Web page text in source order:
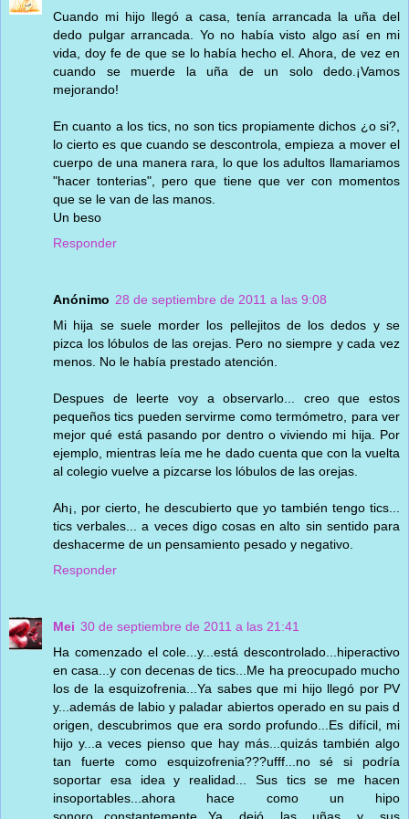
Cuando mi hijo llegó a casa, tenía arrancada la uña del
dedo pulgar arrancada. Yo no había visto algo así en mi
vida, doy fe de que se lo había hecho el. Ahora, de vez en
cuando se muerde la uña de un solo dedo.¡Vamos
mejorando!
En cuanto a los tics, no son tics propiamente dichos ¿o si?,
lo cierto es que cuando se descontrola, empieza a mover el
cuerpo de una manera rara, lo que los adultos llamariamos
"hacer tonterias", pero que tiene que ver con momentos
que se le van de las manos.
Un beso
Responder
Anónimo 28 de septiembre de 2011 a las 9:08
Mi hija se suele morder los pellejitos de los dedos y se
pizca los lóbulos de las orejas. Pero no siempre y cada vez
menos. No le había prestado atención.
Despues de leerte voy a observarlo... creo que estos
pequeños tics pueden servirme como termómetro, para ver
mejor qué está pasando por dentro o viviendo mi hija. Por
ejemplo, mientras leía me he dado cuenta que con la vuelta
al colegio vuelve a pizcarse los lóbulos de las orejas.
Ah¡, por cierto, he descubierto que yo también tengo tics...
tics verbales... a veces digo cosas en alto sin sentido para
deshacerme de un pensamiento pesado y negativo.
Responder
Mei 30 de septiembre de 2011 a las 21:41
Ha comenzado el cole...y...está descontrolado...hiperactivo
en casa...y con decenas de tics...Me ha preocupado mucho
los de la esquizofrenia...Ya sabes que mi hijo llegó por PV
y...además de labio y paladar abiertos operado en su pais d
origen, descubrimos que era sordo profundo...Es difícil, mi
hijo y...a veces pienso que hay más...quizás también algo
tan fuerte como esquizofrenia???ufff...no sé si podría
soportar esa idea y realidad... Sus tics se me hacen
insoportables...ahora hace como un hipo